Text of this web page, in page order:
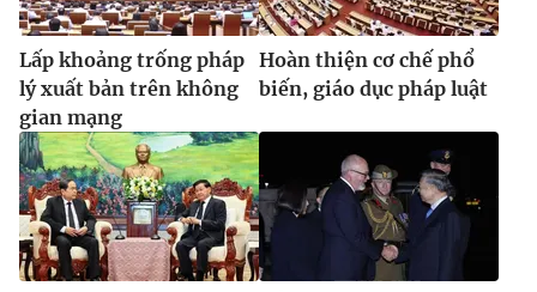
Cơ quan báo chí:Thời báo VTV
Giấy phép hoạt động báo in và báo điện tử số 483/GP-BTTTT
cấp ngày 29/12/2023
Tổng Biên tập:
Phó Tổng Biên tập:Nguyễn Thị Mỹ Hạnh, Phạm Quốc Thắng,
Nguyễn Trọng Ninh
Tổng đài VTV:024.38 355 931 - 024.38 355 932
Ðiện thoại Thời báo VTV:024.66 897 897
Email: toasoan@vtv.vn
Lấp khoảng trống pháp
lý xuất bản trên không
gian mạng
Hoàn thiện cơ chế phổ
biến, giáo dục pháp luật